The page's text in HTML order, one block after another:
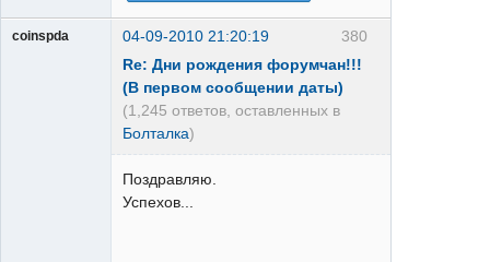
380
coinspda
04-09-2010 21:20:19
Re: Дни рождения форумчан!!!
(В первом сообщении даты)
(1,245 ответов, оставленных в
Болталка)
Поздравляю.
Успехов...